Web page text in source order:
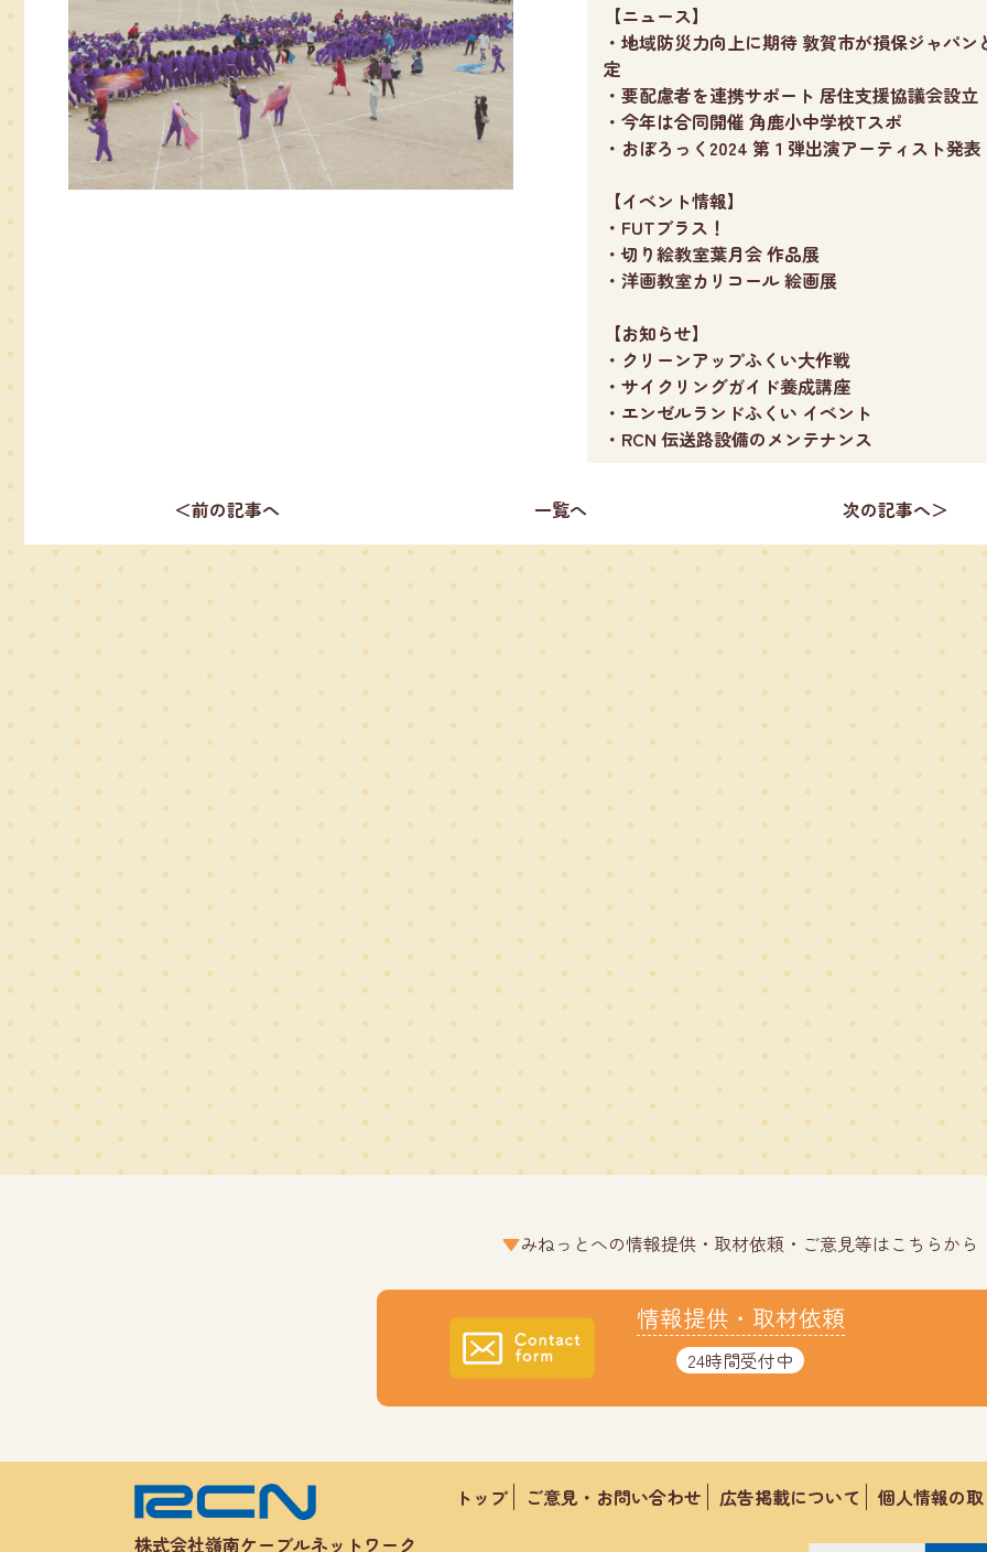
【ニュース】
・地域防災力向上に期待 敦賀市が損保ジャパン
定
・要配慮者を連携サポート 居住支援協議会設立
・今年は合同開催 角鹿小中学校Tスポ
・おぼろっく2024 第１弾出演アーティスト発表
【イベント情報】
・FUTブラス！
・切り絵教室葉月会 作品展
・洋画教室カリコール 絵画展
【お知らせ】
・クリーンアップふくい大作戦
・サイクリングガイド養成講座
・エンゼルランドふくい イベント
・RCN 伝送路設備のメンテナンス
＜前の記事へ 一覧へ 次の記事へ＞
みねっとへの情報提供・取材依頼・ご意見等はこちらから
情報提供・取材依頼
24時間受付中
株式会社嶺南ケーブルネットワーク
トップ ご意見・お問い合わせ 広告掲載について 個人情報の